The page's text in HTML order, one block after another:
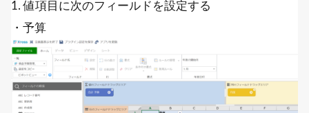
1. 値項目に次のフィールドを設定する
・予算